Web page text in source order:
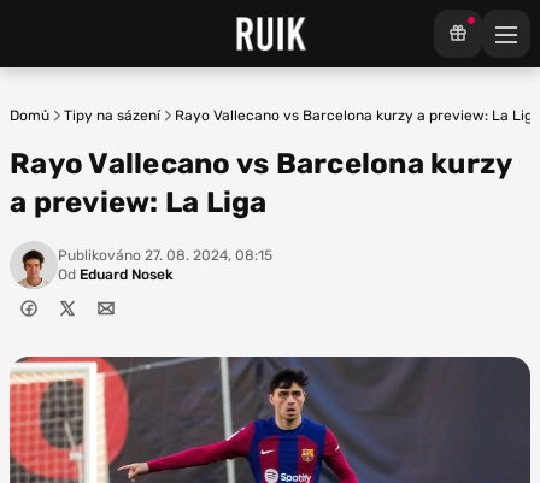
Domů Tipy na sázení Rayo Vallecano vs Barcelona kurzy a preview: La Liga
Rayo Vallecano vs Barcelona kurzy
a preview: La Liga
Publikováno 27. 08. 2024, 08:15
Od Eduard Nosek